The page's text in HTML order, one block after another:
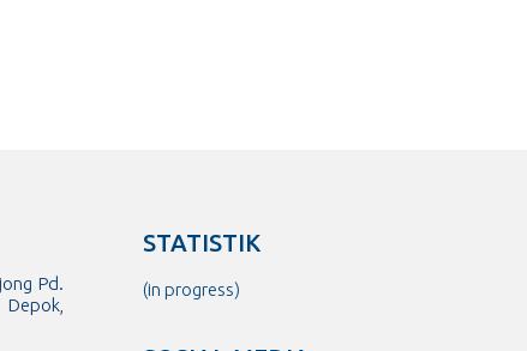
Pd.
STATISTIK
(in progress)